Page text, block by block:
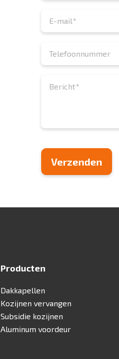
Producten
Dakkapellen
Kozijnen vervangen
Subsidie kozijnen
Aluminum voordeur